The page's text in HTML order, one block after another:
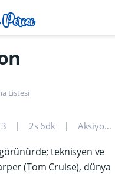
Listesi
2s 6dk Aksiyon ,
görünürde; teknisyen ve
(Tom Cruise), dünya